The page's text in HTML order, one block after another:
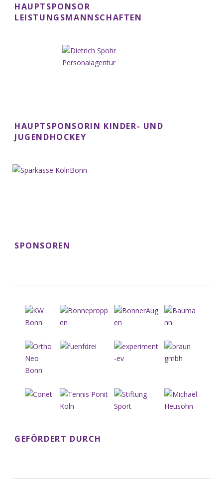
HAUPTSPONSOR
LEISTUNGSMANNSCHAFTEN
HAUPTSPONSORIN KINDER- UND
JUGENDHOCKEY
SPONSOREN
GEFÖRDERT DURCH